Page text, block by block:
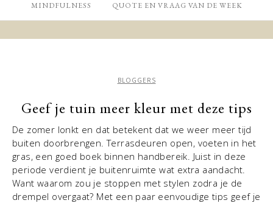
MINDFULNESS QUOTE EN VRAAG VAN DE WEEK
BLOGGERS
Geef je tuin meer kleur met deze tips
De zomer lonkt en dat betekent dat we weer meer tijd
buiten doorbrengen. Terrasdeuren open, voeten in het
gras, een goed boek binnen handbereik. Juist in deze
periode verdient je buitenruimte wat extra aandacht.
Want waarom zou je stoppen met stylen zodra je de
drempel overgaat? Met een paar eenvoudige tips geef je